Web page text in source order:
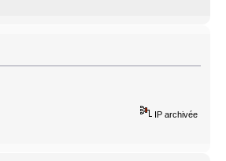
IP archivée